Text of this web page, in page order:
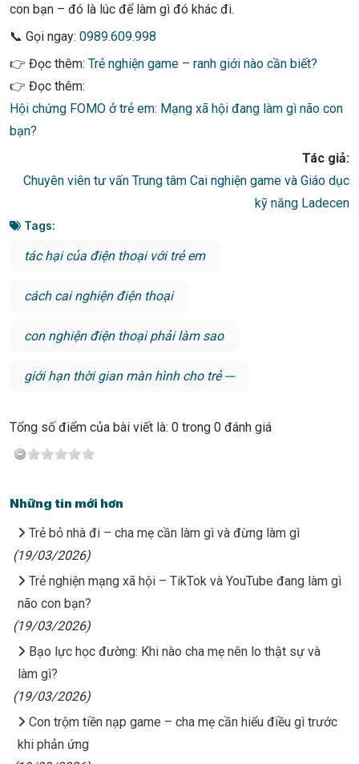
con bạn – đó là lúc để làm gì đó khác đi.
📞 Gọi ngay: 0989.609.998
👉 Đọc thêm: Trẻ nghiện game – ranh giới nào cần biết?
👉 Đọc thêm:
Hội chứng FOMO ở trẻ em: Mạng xã hội đang làm gì não con
bạn?
Tác giả:
Chuyên viên tư vấn Trung tâm Cai nghiện game và Giáo dục
kỹ năng Ladecen
Tags:
tác hại của điện thoại với trẻ em
cách cai nghiện điện thoại
con nghiện điện thoại phải làm sao
giới hạn thời gian màn hình cho trẻ ---
Tổng số điểm của bài viết là: 0 trong 0 đánh giá
Những tin mới hơn
Trẻ bỏ nhà đi – cha mẹ cần làm gì và đừng làm gì
(19/03/2026)
Trẻ nghiện mạng xã hội – TikTok và YouTube đang làm gì
não con bạn?
(19/03/2026)
Bạo lực học đường: Khi nào cha mẹ nên lo thật sự và
làm gì?
(19/03/2026)
Con trộm tiền nạp game – cha mẹ cần hiểu điều gì trước
khi phản ứng